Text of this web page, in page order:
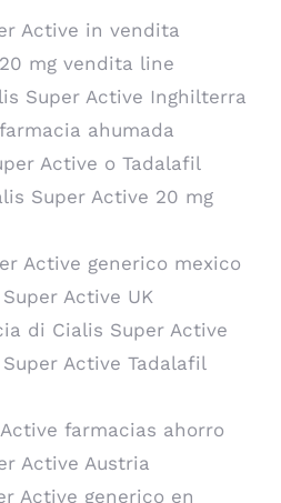
Active in vendita
mg vendita line
Super Active Inghilterra
ahumada
Active o Tadalafil
Super Active 20 mg
Active generico mexico
Active UK
di Cialis Super Active
Active Tadalafil
farmacias ahorro
Active Austria
Active generico en